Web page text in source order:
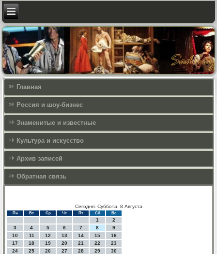
Главная
Россия и шоу-бизнес
Знаменитые и известные
Культура и искусcтво
Архив записей
Обратная связь
Сегодня: Суббота, 8 Августа
Пн Вт Ср Чт Пт Сб Вс
1
2
3
4 5 6 7 8
9
10
11 12 13 14 15
16
17
18 19 20 21 22
23
24
25 26 27 28 29
30